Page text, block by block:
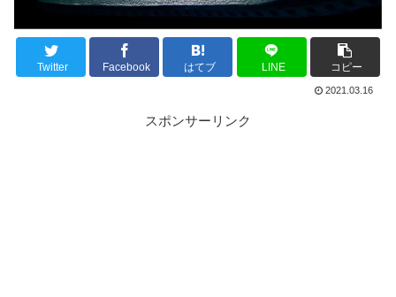
Twitter Facebook はてブ LINE コピー
2021.03.16
スポンサーリンク